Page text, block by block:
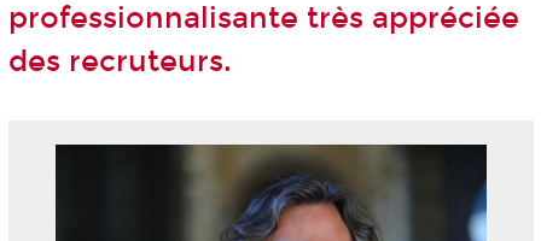
professionnalisante très appréciée
des recruteurs.